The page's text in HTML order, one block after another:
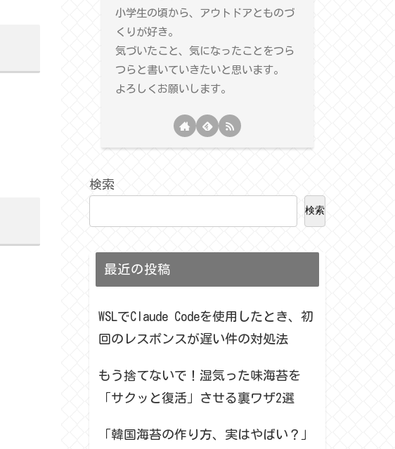
小学生の頃から、アウトドアとものづ
くりが好き。
気づいたこと、気になったことをつら
つらと書いていきたいと思います。
よろしくお願いします。
検索
検索
最近の投稿
WSLでClaude Codeを使用したとき、初
回のレスポンスが遅い件の対処法
もう捨てないで！湿気った味海苔を
「サクッと復活」させる裏ワザ2選
「韓国海苔の作り方、実はやばい？」